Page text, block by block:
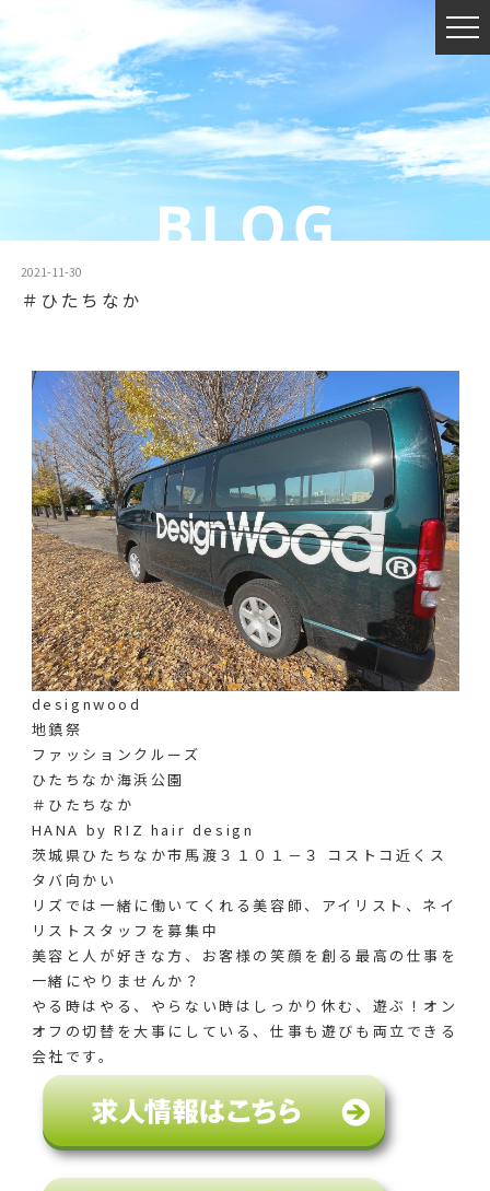
2021-11-30
＃ひたちなか
designwood
地鎮祭
ファッションクルーズ
ひたちなか海浜公園
＃ひたちなか
HANA by RIZ hair design
茨城県ひたちなか市馬渡３１０１－３ コストコ近くス
タバ向かい
リズでは一緒に働いてくれる美容師、アイリスト、ネイ
リストスタッフを募集中
美容と人が好きな方、お客様の笑顔を創る最高の仕事を
一緒にやりませんか？
やる時はやる、やらない時はしっかり休む、遊ぶ！オン
オフの切替を大事にしている、仕事も遊びも両立できる
会社です。